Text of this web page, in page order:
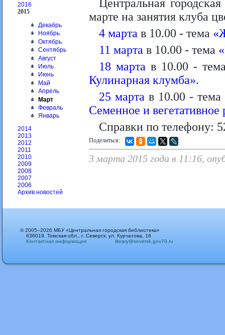
2016
2015
Декабрь
Ноябрь
Октябрь
Сентябрь
Август
Июль
Июнь
Май
Апрель
Март
Февраль
Январь
2014
2013
2012
2011
2010
2009
2008
2007
2006
Архив новостей
Центральная
марте на занятия клуба
4 марта в 10.00 - тема
11 марта в 10.00 - тема
18 мартав 10.00 -
Кулинарная клумба».
25 мартав 10.00 - тема
Семенное и
Справки по телефону:
Поделиться:
3 марта 2015 года в 11:16,
© 2005–2026 МБУ «Центральная городская библиотека»
636019, Томская обл., г. Северск, ул. Курчатова, 16
Контактная информация
library@seversk.gov70.ru